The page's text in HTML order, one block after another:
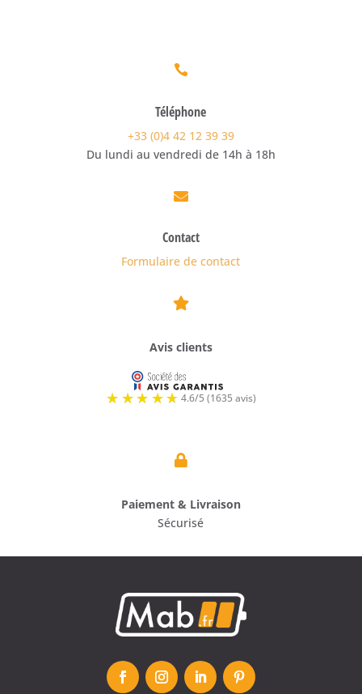

Téléphone
+33 (0)4 42 12 39 39
Du lundi au vendredi de 14h à 18h

Contact
Formulaire de contact

Avis clients

Paiement & Livraison
Sécurisé